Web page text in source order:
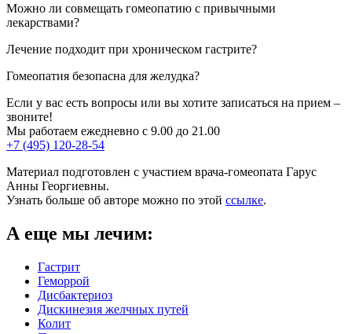
Можно ли совмещать гомеопатию с привычными
лекарствами?
Лечение подходит при хроническом гастрите?
Гомеопатия безопасна для желудка?
Если у вас есть вопросы или вы хотите записаться на прием –
звоните!
Мы работаем ежедневно с 9.00 до 21.00
+7 (495) 120-28-54
Материал подготовлен с участием врача-гомеопата Гарус
Анны Георгиевны.
Узнать больше об авторе можно по этой ссылке.
А еще мы лечим:
Гастрит
Геморрой
Дисбактериоз
Дискинезия желчных путей
Колит